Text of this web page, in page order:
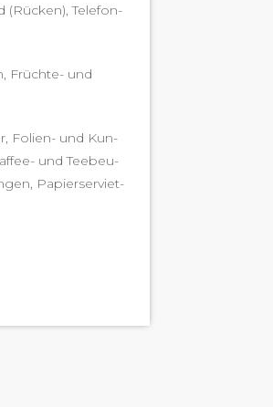
(Rück­en), Tele­fon­
Früchte- und
Folien- und Kun­
und Tee­beu­
Papierservi­et­